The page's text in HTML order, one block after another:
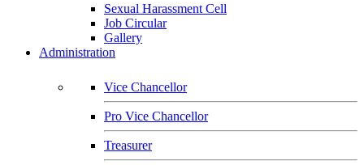
Sexual Harassment Cell
Job Circular
Gallery
Administration
Vice Chancellor
Pro Vice Chancellor
Treasurer